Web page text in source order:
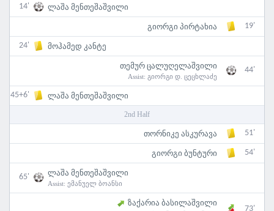
14' ლაშა მენთეშაშვილი
გიორგი პირტახია 19'
24' მოჰამედ კანტე
თემურ ცალუღელაშვილი
Assist: გიორგი დ. ცეცხლაძე
44'
45+6' ლაშა მენთეშაშვილი
2nd Half
თორნიკე ასკურავა 51'
გიორგი ბუნტური 54'
65' ლაშა მენთეშაშვილი
Assist: ემანუელ ბოანსი
ზაქარია ბასილაშვილი
73'